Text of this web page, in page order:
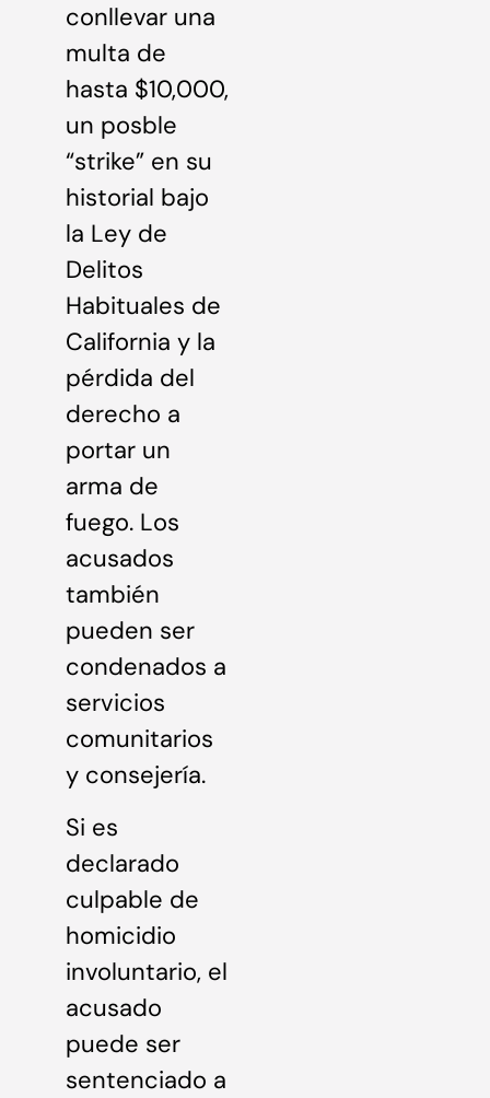
conllevar una
multa de
hasta $10,000,
un posble
“strike” en su
historial bajo
la Ley de
Delitos
Habituales de
California y la
pérdida del
derecho a
portar un
arma de
fuego. Los
acusados
también
pueden ser
condenados a
servicios
comunitarios
y consejería.
Si es
declarado
culpable de
homicidio
involuntario, el
acusado
puede ser
sentenciado a